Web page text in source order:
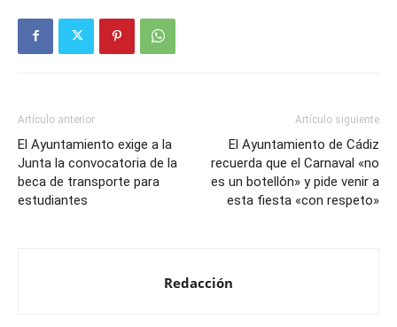
Artículo anterior
El Ayuntamiento exige a la
Junta la convocatoria de la
beca de transporte para
estudiantes
Artículo siguiente
El Ayuntamiento de Cádiz
recuerda que el Carnaval «no
es un botellón» y pide venir a
esta fiesta «con respeto»
Redacción